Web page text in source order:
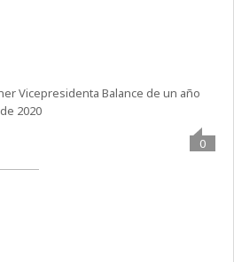
Vicepresidenta Balance de un año
2020
0